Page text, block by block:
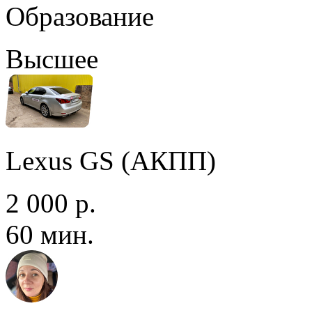
Образование
Высшее
Lexus GS (АКПП)
2 000 р.
60 мин.